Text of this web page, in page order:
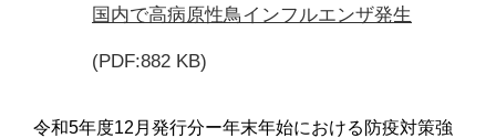
国内で高病原性鳥インフルエンザ発生
(PDF:882 KB)
令和5年度12月発行分ー年末年始における防疫対策強